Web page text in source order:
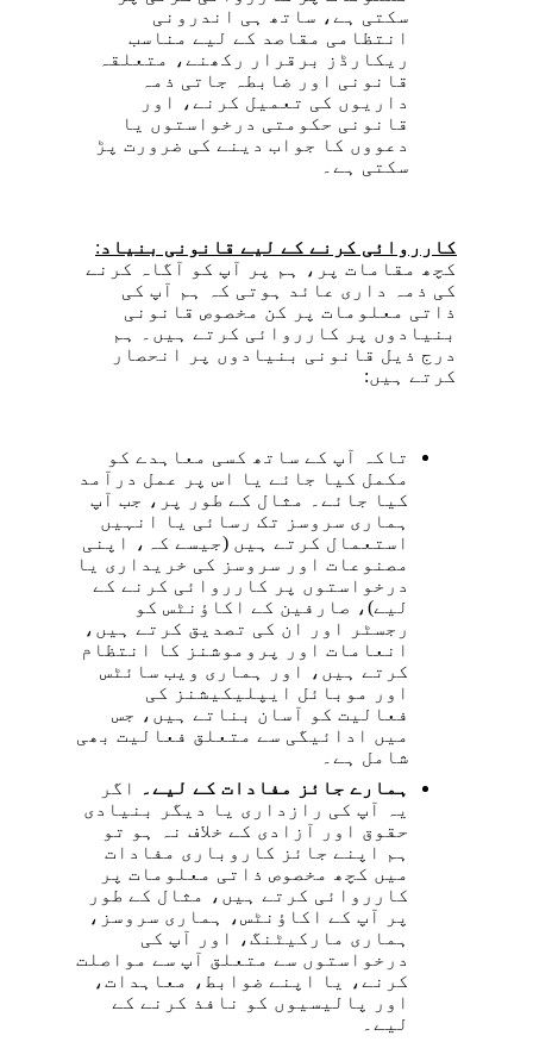
سکتی ہے، ساتھ ہی اندرونی
انتظامی مقاصد کے لیے مناسب
ریکارڈز برقرار رکھنے، متعلقہ
قانونی اور ضابطہ جاتی ذمہ
داریوں کی تعمیل کرنے، اور
قانونی حکومتی درخواستوں یا
دعووں کا جواب دینے کی ضرورت پڑ
سکتی ہے۔
کارروائی کرنے کے لیے قانونی بنیاد:
کچھ مقامات پر، ہم پر آپ کو آگاہ کرنے
کی ذمہ داری عائد ہوتی کہ ہم آپ کی
ذاتی معلومات پر کن مخصوص قانونی
بنیادوں پر کارروائی کرتے ہیں۔ ہم
درج ذیل قانونی بنیادوں پر انحصار
کرتے ہیں:
تاکہ آپ کے ساتھ کسی معاہدے کو
مکمل کیا جائے یا اس پر عمل درآمد
کیا جائے۔ مثال کے طور پر، جب آپ
ہماری سروسز تک رسائی یا انہیں
استعمال کرتے ہیں (جیسے کہ، اپنی
مصنوعات اور سروسز کی خریداری یا
درخواستوں پر کارروائی کرنے کے
لیے)، صارفین کے اکاؤنٹس کو
رجسٹر اور ان کی تصدیق کرتے ہیں،
انعامات اور پروموشنز کا انتظام
کرتے ہیں، اور ہماری ویب سائٹس
اور موبائل ایپلیکیشنز کی
فعالیت کو آسان بناتے ہیں، جس
میں ادائیگی سے متعلق فعالیت بھی
شامل ہے۔
ہمارے جائز مفادات کے لیے۔
اگر
یہ آپ کی رازداری یا دیگر بنیادی
حقوق اور آزادی کے خلاف نہ ہو تو
ہم اپنے جائز کاروباری مفادات
میں کچھ مخصوص ذاتی معلومات پر
کارروائی کرتے ہیں، مثال کے طور
پر آپ کے اکاؤنٹس، ہماری سروسز،
ہماری مارکیٹنگ، اور آپ کی
درخواستوں سے متعلق آپ سے مواصلت
کرنے، یا اپنے ضوابط، معاہدات،
اور پالیسیوں کو نافذ کرنے کے
لیے۔